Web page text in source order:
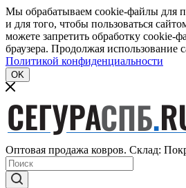
Мы обрабатываем cookie-файлы для
и для того, чтобы пользоваться
можете запретить обработку cookie-
браузера. Продолжая использование
Политикой конфиденциальности
OK
Оптовая продажа ковров. Склад: